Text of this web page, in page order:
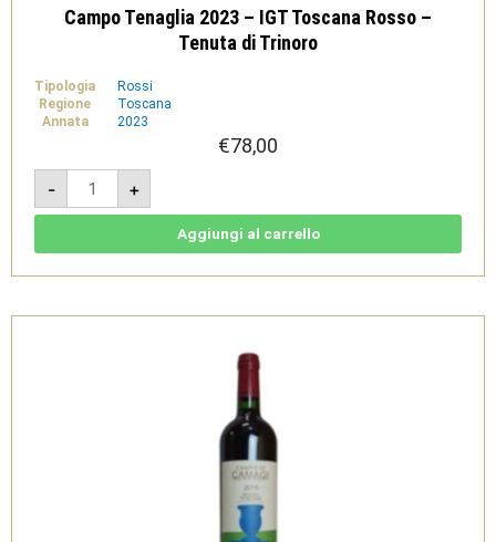
Campo Tenaglia 2023 – IGT Toscana Rosso –
Tenuta di Trinoro
Tipologia
Rossi
Regione
Toscana
Annata
2023
€78,00
-
Campo
Tenaglia
2023
-
-
Trinoro
+
Aggiungi al carrello